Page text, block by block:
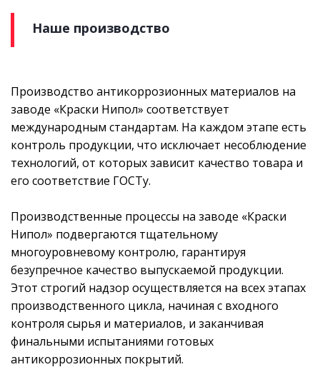
Наше производство
Производство антикоррозионных материалов на
заводе «Краски Нипол» соответствует
международным стандартам. На каждом этапе есть
контроль продукции, что исключает несоблюдение
технологий, от которых зависит качество товара и
его соответствие ГОСТу.
Производственные процессы на заводе «Краски
Нипол» подвергаются тщательному
многоуровневому контролю, гарантируя
безупречное качество выпускаемой продукции.
Этот строгий надзор осуществляется на всех этапах
производственного цикла, начиная с входного
контроля сырья и материалов, и заканчивая
финальными испытаниями готовых
антикоррозионных покрытий.